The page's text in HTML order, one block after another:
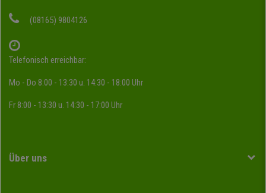
(08165) 9804126
Telefonisch erreichbar:
Mo - Do 8:00 - 13:30 u. 14:30 - 18:00 Uhr
Fr 8:00 - 13:30 u. 14:30 - 17:00 Uhr
Über uns